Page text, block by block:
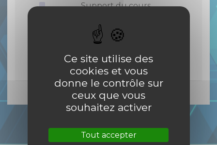
Support du cours
aspects psychologiques et
neuropsychologiques’ de
Ce site utilise des
cookies et vous
donne le contrôle sur
ceux que vous
souhaitez activer
Tout accepter